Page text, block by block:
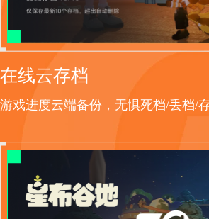
在线云存档
游戏进度云端备份，无惧死档/丢档/